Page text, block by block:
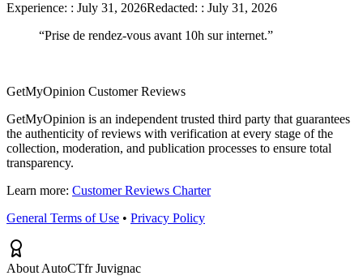
Experience: : July 31, 2026Redacted: : July 31, 2026
“Prise de rendez-vous avant 10h sur internet.”
GetMyOpinion Customer Reviews
GetMyOpinion is an independent trusted third party that guarantees
the authenticity of reviews with verification at every stage of the
collection, moderation, and publication processes to ensure total
transparency.
Learn more: Customer Reviews Charter
General Terms of Use • Privacy Policy
About AutoCTfr Juvignac